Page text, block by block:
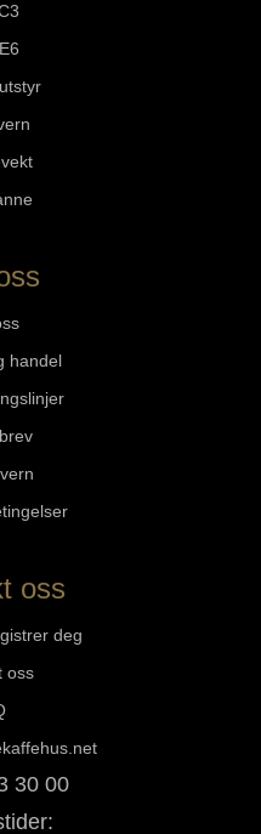
handel
oss
deg
oss
30 00